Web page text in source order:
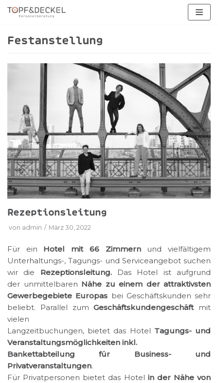
Zum
Festanstellung
Rezeptionsleitung
von admin März 30, 2022
Für ein Hotel mit 66 Zimmernund vielfältigem
Unterhaltungs-, Tagungs- und Serviceangebot suchen
wir die Rezeptionsleitung.Das Hotel ist aufgrund
der unmittelbaren Nähe zu einem der attraktivsten
Gewerbegebiete Europas bei Geschäftskunden sehr
beliebt. Parallel zumGeschäftskundengeschäftmit
vielen
Langzeitbuchungen, bietet das Hotel Tagungs- und
Veranstaltungsmöglichkeiten inkl.
Bankettabteilung für Business- und
Privatveranstaltungen.
Für Privatpersonen bietet das Hotel in der Nähe von